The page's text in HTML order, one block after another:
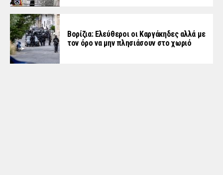
Βορίζια: Ελεύθεροι οι Καργάκηδες αλλά με
τον όρο να μην πλησιάσουν στο χωριό